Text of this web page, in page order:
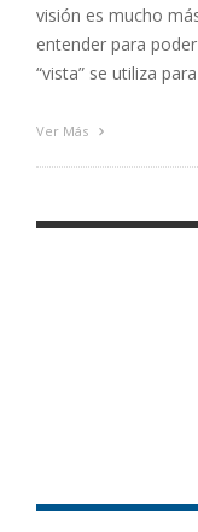
visión es mucho
entender para
“vista” se utiliza
información del
Ver Más